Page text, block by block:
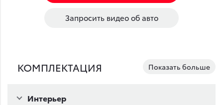
Запросить видео об авто
Показать больше
КОМПЛЕКТАЦИЯ
Интерьер